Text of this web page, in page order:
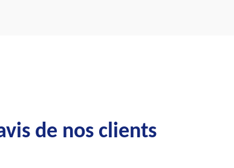
de nos clients